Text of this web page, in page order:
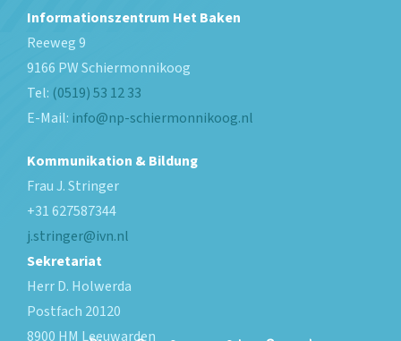
Informationszentrum Het Baken
Reeweg 9
9166 PWSchiermonnikoog
Tel: (0519) 53 12 33
E-Mail: info@np-schiermonnikoog.nl
Kommunikation & Bildung
Frau J. Stringer
+31 627587344
j.stringer@ivn.nl
Sekretariat
Herr D. Holwerda
Postfach 20120
8900 HM Leeuwarden